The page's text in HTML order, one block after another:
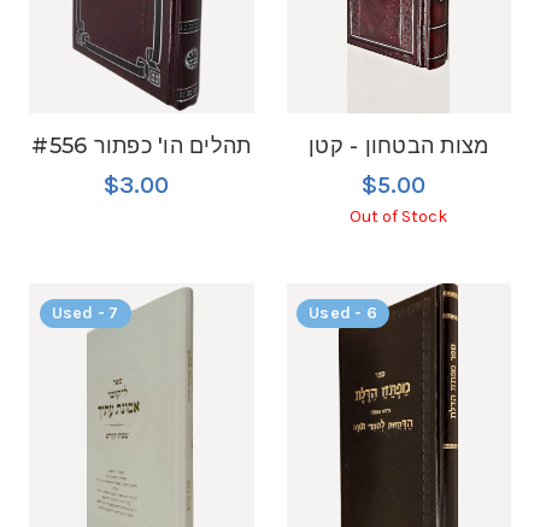
#556 תהלים הו' כפתור
$3.00
מצות הבטחון - קטן
$5.00
Out of Stock
Used - 7 Used - 6